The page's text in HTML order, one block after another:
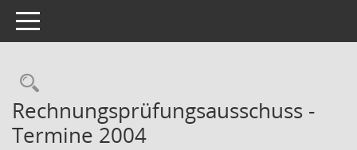
Toggle navigation
Rechercheauswahl
Rechnungsprüfungsausschuss -
Termine 2004